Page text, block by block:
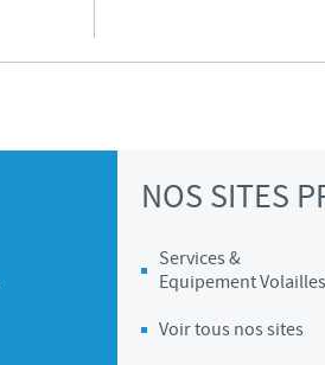
NOS SITES
Services &
Equipement Volailles
Voir tous nos sites